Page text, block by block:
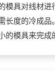
模具对线材进
长度的冷成品
的模具来完成